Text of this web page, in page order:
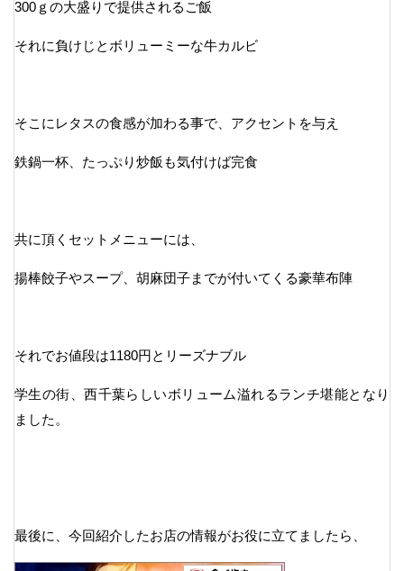
300ｇの大盛りで提供されるご飯
それに負けじとボリューミーな牛カルビ
そこにレタスの食感が加わる事で、アクセントを与え
鉄鍋一杯、たっぷり炒飯も気付けば完食
共に頂くセットメニューには、
揚棒餃子やスープ、胡麻団子までが付いてくる豪華布陣
それでお値段は1180円とリーズナブル
学生の街、西千葉らしいボリューム溢れるランチ堪能となり
ました。
最後に、今回紹介したお店の情報がお役に立てましたら、